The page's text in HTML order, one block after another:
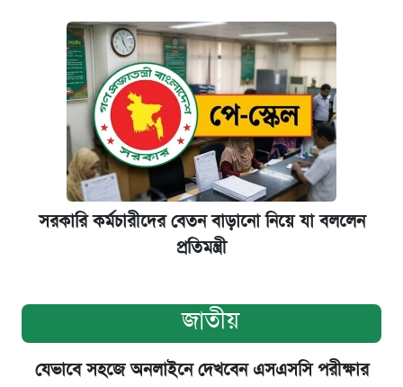
সরকারি কর্মচারীদের বেতন বাড়ানো নিয়ে যা বললেন
প্রতিমন্ত্রী
জাতীয়
যেভাবে সহজে অনলাইনে দেখবেন এসএসসি পরীক্ষার